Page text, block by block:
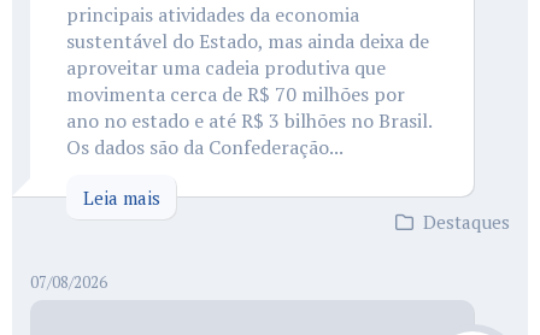
principais atividades da economia
sustentável do Estado, mas ainda deixa de
aproveitar uma cadeia produtiva que
movimenta cerca de R$ 70 milhões por
ano no estado e até R$ 3 bilhões no Brasil.
Os dados são da Confederação...
Leia mais
Destaques
07/08/2026